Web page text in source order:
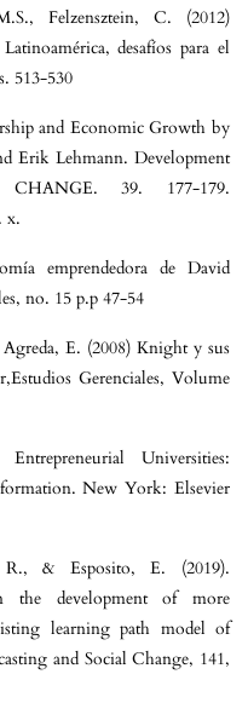
Felzensztein, C. (2012)
desafíos para el
513-530
and Economic Growth by
Erik Lehmann. Development
39. 177-179.
x.
emprendedora de David
no. 15 p.p 47-54
E. (2008) Knight y sus
Gerenciales, Volume
Universities:
New York: Elsevier
& Esposito, E. (2019).
the development of more
learning path model of
and Social Change, 141,